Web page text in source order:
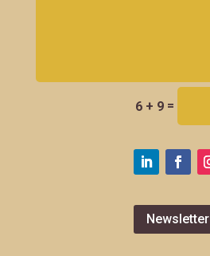
6 + 9 =
Newsletter